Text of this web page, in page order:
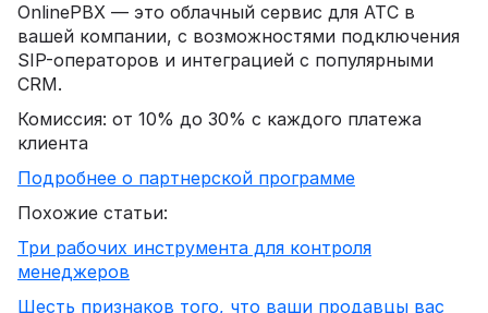
OnlinePBX — это облачный сервис для АТС в
вашей компании, с возможностями подключения
SIP-операторов и интеграцией с популярными
CRM.
Комиссия: от 10% до 30% с каждого платежа
клиента
Подробнее о партнерской программе
Похожие статьи:
Три рабочих инструмента для контроля
менеджеров
Шесть признаков того, что ваши продавцы вас